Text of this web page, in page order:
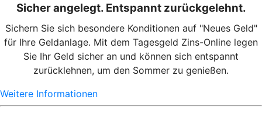
Sicher angelegt. Entspannt zurückgelehnt.
Sichern Sie sich besondere Konditionen auf "Neues Geld"
für Ihre Geldanlage. Mit dem Tagesgeld Zins-Online legen
Sie Ihr Geld sicher an und können sich entspannt
zurücklehnen, um den Sommer zu genießen.
Weitere Informationen